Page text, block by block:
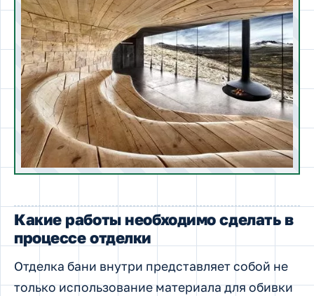
Какие работы необходимо сделать в
процессе отделки
Отделка бани внутри представляет собой не
только использование материала для обивки